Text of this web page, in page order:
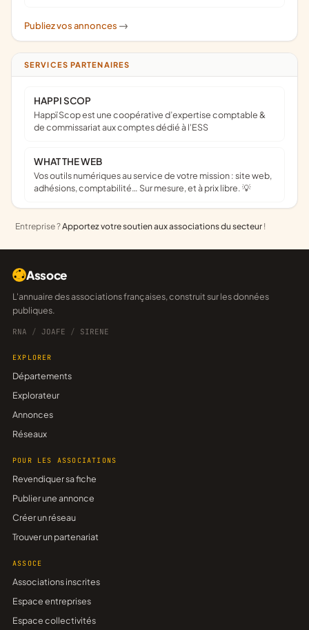
Publiez vos annonces ->
SERVICES PARTENAIRES
HAPPI SCOP
Happï Scop est une coopérative d’expertise comptable &
de commissariat aux comptes dédié à l'ESS
WHAT THE WEB
Vos outils numériques au service de votre mission : site web,
adhésions, comptabilité… Sur mesure, et à prix libre. 💡
Entreprise ?Apportez votre soutien aux associations du secteur !
Assoce
L'annuaire des associations françaises, construit sur les données
publiques.
RNA / JOAFE / SIRENE
EXPLORER
Départements
Explorateur
Annonces
Réseaux
POUR LES ASSOCIATIONS
Revendiquer sa fiche
Publier une annonce
Créer un réseau
Trouver un partenariat
ASSOCE
Associations inscrites
Espace entreprises
Espace collectivités